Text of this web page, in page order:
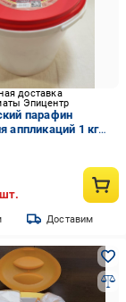
доставка
Эпицентр
парафин
аппликаций 1 кг
Доставим